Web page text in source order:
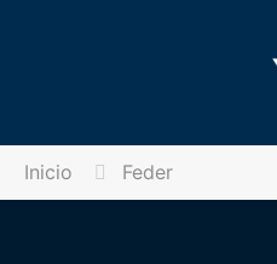
Inicio Feder